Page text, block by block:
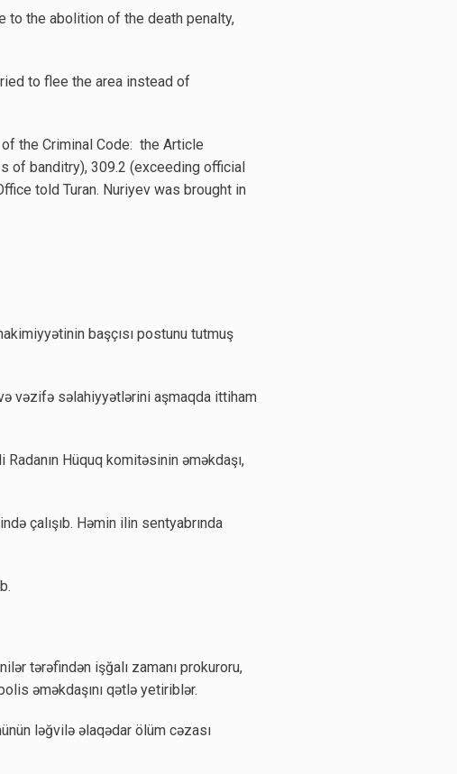
to the abolition of the death penalty,
to flee the area instead of
the Criminal Code: the Article
of banditry), 309.2 (exceeding official
told Turan. Nuriyev was brought in
başçısı postunu tutmuş
vəzifə səlahiyyətlərini aşmaqda ittiham
Hüquq komitəsinin əməkdaşı,
çalışıb. Həmin ilin sentyabrında
tərəfindən işğalı zamanı prokuroru,
əməkdaşını qətlə yetiriblər.
ləğvilə əlaqədar ölüm cəzası